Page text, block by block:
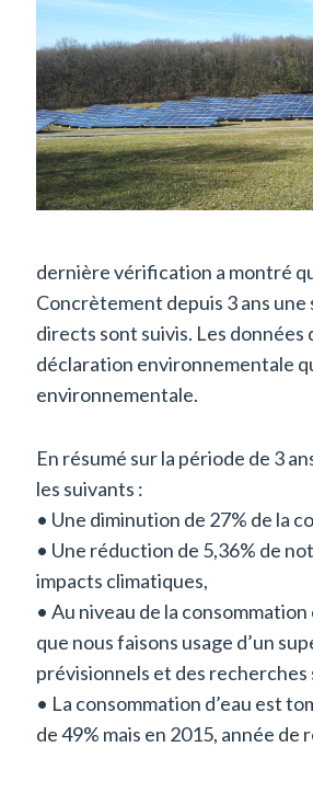
dernière vérification a montré
Concrètement depuis 3 ans
directs sont suivis. Les données
déclaration environnementale
environnementale.
En résumé sur la période de 3
les suivants :
• Une diminution de 27% de la
• Une réduction de 5,36% de
impacts climatiques,
• Au niveau de la
que nous faisons usage d’un
prévisionnels et des
• La consommation d’eau est
de 49% mais en 2015, année